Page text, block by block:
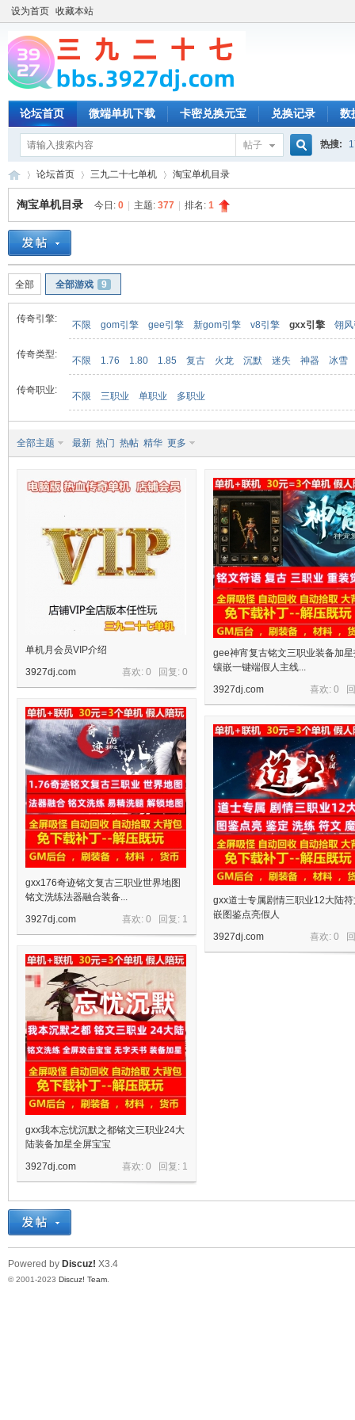
设为首页 收藏本站
论坛首页 微端单机下载 卡密兑换元宝 兑换记录 数
帖子 热搜:
»
论坛首页 三九二十七单机 淘宝单机目录
淘宝单机目录 今日: 0 主题: 377 排名: 1
全部 全部游戏 9
传奇引擎:
不限 gom引擎 gee引擎 新gom引擎 v8引擎 gxx引擎 翎
传奇类型:
不限 1.76 1.80 1.85 复古 火龙 沉默 迷失 神器 冰雪
传奇职业:
不限 三职业 单职业 多职业
全部主题 最新 热门 热帖 精华 更多
单机月会员VIP介绍
喜欢: 0 回复: 0
3927dj.com
gee神宵复古铭文三职业装备加
镶嵌一键端假人主线...
喜欢: 0
3927dj.com
gxx176奇迹铭文复古三职业世界地图
铭文洗练法器融合装备...
喜欢: 0 回复: 1
3927dj.com
gxx道士专属剧情三职业12大陆
嵌图鉴点亮假人
喜欢: 0
3927dj.com
gxx我本忘忧沉默之都铭文三职业24大
陆装备加星全屏宝宝
喜欢: 0 回复: 1
3927dj.com
Powered by Discuz! X3.4
© 2001-2023 Discuz! Team.